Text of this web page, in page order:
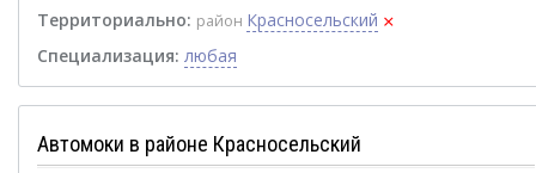
Территориально: район Красносельский ×
Специализация: любая
Автомоки в районе Красносельский